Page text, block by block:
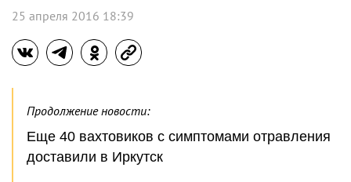
25 апреля 2016 18:39
Продолжение новости:
Еще 40 вахтовиков с симптомами отравления
доставили в Иркутск